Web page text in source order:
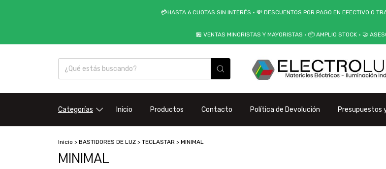
💳HASTA 6 CUOTAS SIN INTERÉS • 💸 DESCUENTOS POR PAGO EN EFECTIVO O
🏪 VENTAS MINORISTAS Y MAYORISTAS • 📦 AMPLIO STOCK • 🤝
Categorías Inicio Productos Contacto Política de Devolución Presupuestos
Inicio > BASTIDORES DE LUZ > TECLASTAR > MINIMAL
MINIMAL